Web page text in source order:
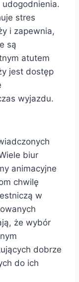
stres
i zapewnia,
są
atutem
jest dostęp
wyjazdu.
biur
animacyjne
chwilę
w
że wybór
dobrze
do ich